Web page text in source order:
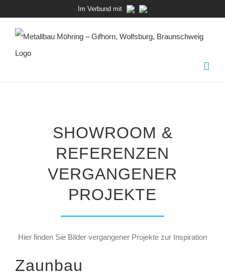
springen
Im Verbund mit
SHOWROOM &
REFERENZEN
VERGANGENER
PROJEKTE
Hier finden Sie Bilder vergangener Projekte zur Inspiration
Zaunbau